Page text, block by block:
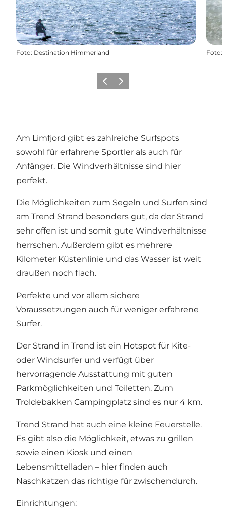
Foto: Destination Himmerland Foto:
Vorherige Folie
Nächste Folie
Am Limfjord gibt es zahlreiche Surfspots
sowohl für erfahrene Sportler als auch für
Anfänger. Die Windverhältnisse sind hier
perfekt.
Die Möglichkeiten zum Segeln und Surfen sind
am Trend Strand besonders gut, da der Strand
sehr offen ist und somit gute Windverhältnisse
herrschen. Außerdem gibt es mehrere
Kilometer Küstenlinie und das Wasser ist weit
draußen noch flach.
Perfekte und vor allem sichere
Voraussetzungen auch für weniger erfahrene
Surfer.
Der Strand in Trend ist ein Hotspot für Kite-
oder Windsurfer und verfügt über
hervorragende Ausstattung mit guten
Parkmöglichkeiten und Toiletten. Zum
Troldebakken Campingplatz sind es nur 4 km.
Trend Strand hat auch eine kleine Feuerstelle.
Es gibt also die Möglichkeit, etwas zu grillen
sowie einen Kiosk und einen
Lebensmittelladen – hier finden auch
Naschkatzen das richtige für zwischendurch.
Einrichtungen: